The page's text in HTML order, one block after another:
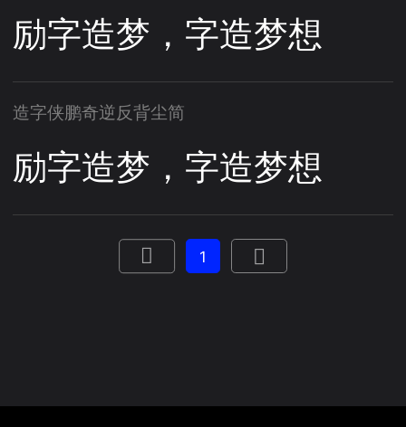
励字造梦，字造梦想
造字侠鹏奇逆反背尘简
励字造梦，字造梦想
1